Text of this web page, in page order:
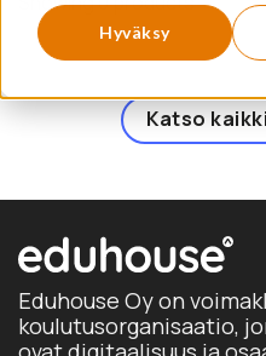
Hyväksy
Katso
Eduhouse Oy on
koulutusorganisaatio,